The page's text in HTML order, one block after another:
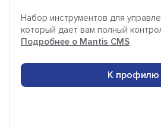
Набор инструментов для
который дает вам полный
Подробнее о Mantis CMS
К профилю